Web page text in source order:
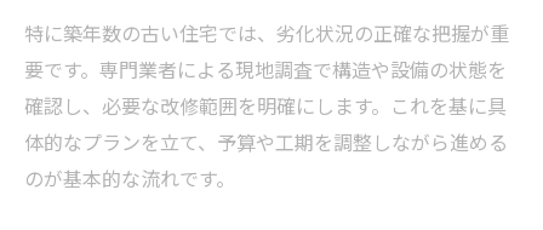
500万円でできるリフォーム内容の選び方
DIYと業者依頼を上手に組み合わせる方法
効果的なリフォーム優先順位の決め方解説
築40年住宅リフォーム後の住み続け方
特に築年数の古い住宅では、劣化状況の正確な把握が重
要です。専門業者による現地調査で構造や設備の状態を
確認し、必要な改修範囲を明確にします。これを基に具
体的なプランを立て、予算や工期を調整しながら進める
のが基本的な流れです。